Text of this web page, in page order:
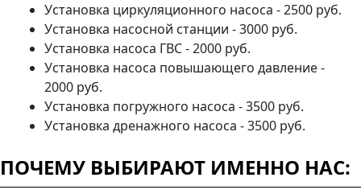
Установка циркуляционного насоса - 2500 руб.
Установка насосной станции - 3000 руб.
Установка насоса ГВС - 2000 руб.
Установка насоса повышающего давление -
2000 руб.
Установка погружного насоса - 3500 руб.
Установка дренажного насоса - 3500 руб.
ПОЧЕМУ ВЫБИРАЮТ ИМЕННО НАС: